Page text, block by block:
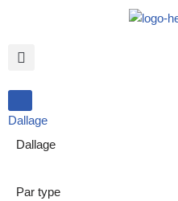
au
Dallage
Dallage
Par type